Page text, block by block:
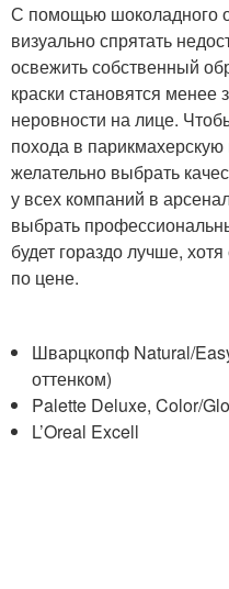
С помощью шоколадного
визуально спрятать
освежить собственный
краски становятся
неровности на лице.
похода в
желательно выбрать
у всех компаний в
выбрать
будет гораздо лучше,
по цене.
Шварцкопф Natural/
оттенком)
Palette Deluxe, Color/
L’Oreal Excell